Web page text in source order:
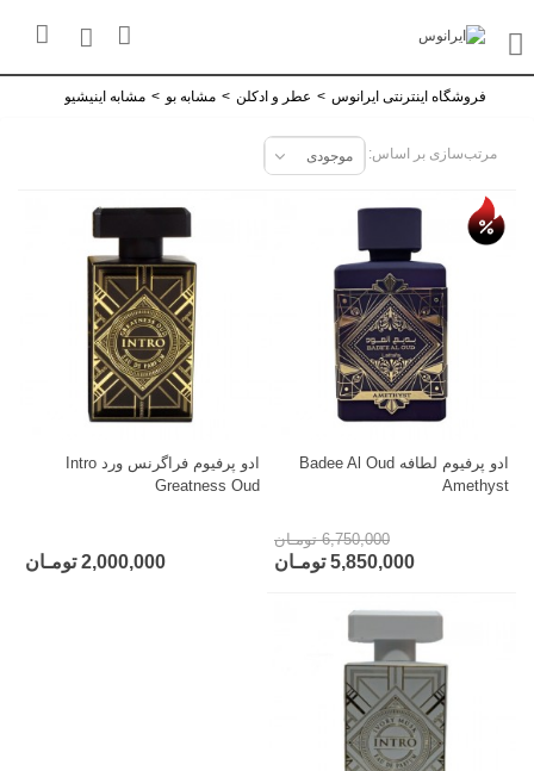
فروشگاه اینترنتی ایرانوس > عطر و ادکلن > مشابه بو > مشابه اینیشیو
مرتب‌سازی بر اساس: موجودی تخفیف روز
ادو پرفیوم لطافه Badee Al Oud
Amethyst
5,850,000 تومـان
6,750,000 تومـان
ادو پرفیوم فراگرنس ورد Intro
Greatness Oud
2,000,000 تومـان